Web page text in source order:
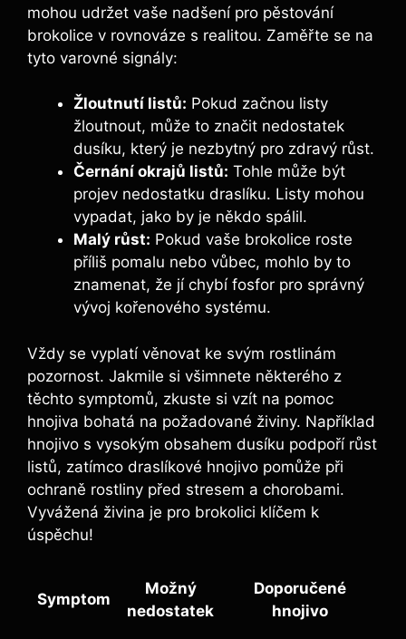
mohou‍ udržet vaše nadšení pro pěstování
brokolice v rovnováze s realitou. Zaměřte se na
tyto varovné ⁢signály:
Žloutnutí‌ listů: Pokud začnou listy
žloutnout, může ‌to značit nedostatek
‍dusíku, který je nezbytný pro zdravý růst.
Černání okrajů⁢ listů: Tohle může být
projev​ nedostatku draslíku. Listy​ mohou⁣
vypadat, jako by​ je někdo spálil.
Malý růst: Pokud⁤ vaše brokolice roste
příliš pomalu nebo vůbec, ⁤mohlo by to
znamenat, že jí chybí fosfor pro správný
vývoj​ kořenového systému.
Vždy‍ se vyplatí věnovat ke svým⁣ rostlinám
⁤pozornost. ⁣Jakmile ⁣si všimnete některého z⁢
těchto ⁤symptomů, zkuste si vzít na pomoc
hnojiva bohatá ⁤na požadované ⁢živiny. ‌Například
hnojivo s vysokým​ obsahem dusíku podpoří růst
listů, ⁣zatímco draslíkové hnojivo pomůže při
ochraně ⁤rostliny před stresem a⁤ chorobami.⁣
Vyvážená živina je pro brokolici ⁣klíčem‍ k‍
úspěchu!
Symptom
Možný
nedostatek
Doporučené​
hnojivo